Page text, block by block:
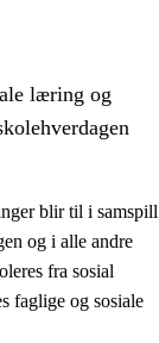
læring og
blir til i samspill
og i alle andre
fra sosial
faglige og sosiale